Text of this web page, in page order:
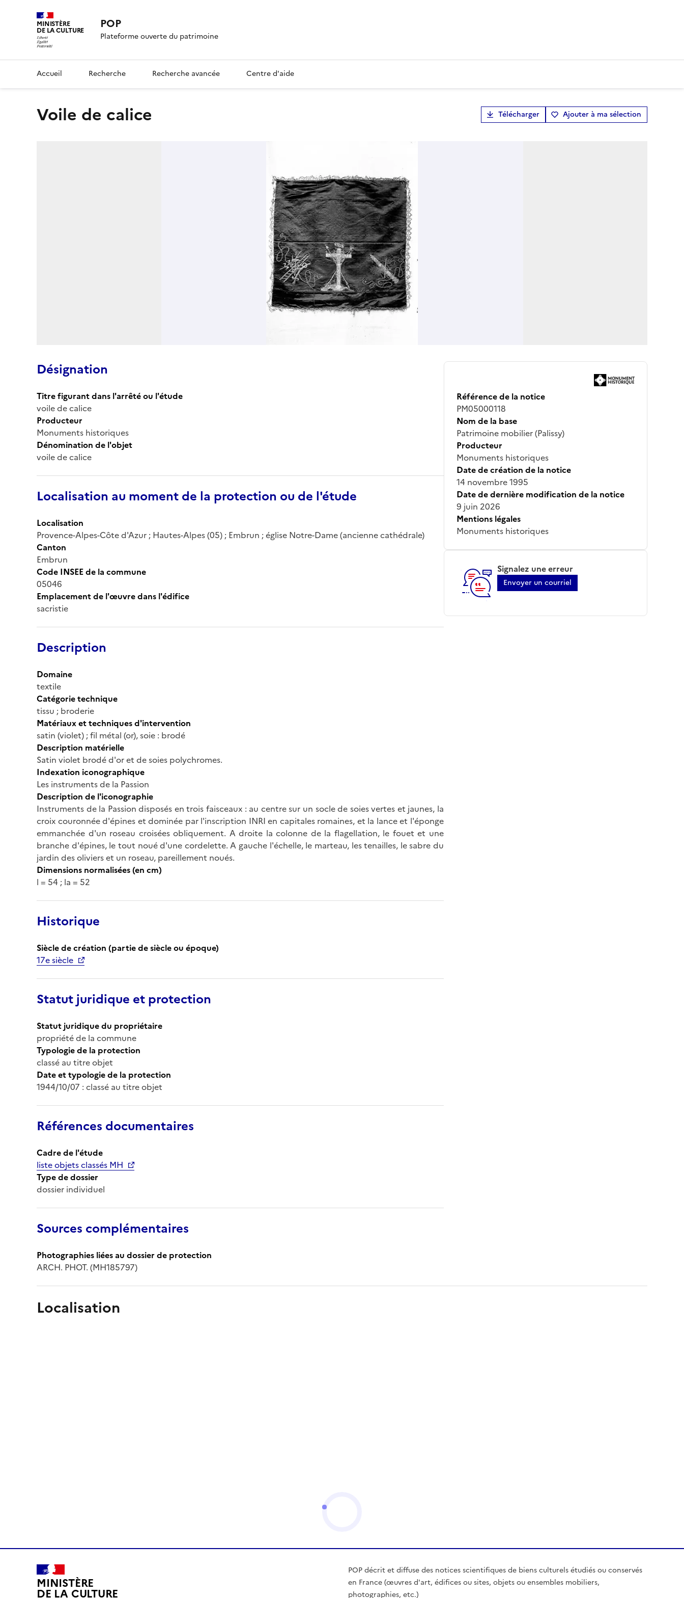
MINISTÈRE
DE LA CULTURE POP
Plateforme ouverte du patrimoine
Accueil Recherche Recherche avancée Centre d'aide
voile de calice Télécharger Ajouter à ma sélection
Désignation
Titre figurant dans l'arrêté ou l'étude
voile de calice
Producteur
Monuments historiques
Dénomination de l'objet
voile de calice
Localisation au moment de la protection ou de l'étude
Localisation
Provence-Alpes-Côte d'Azur ; Hautes-Alpes (05) ; Embrun ; église Notre-Dame (ancienne cathédrale)
Canton
Embrun
Code INSEE de la commune
05046
Emplacement de l'œuvre dans l'édifice
sacristie
Description
Domaine
textile
Catégorie technique
tissu ; broderie
Matériaux et techniques d'intervention
satin (violet) ; fil métal (or), soie : brodé
Description matérielle
Satin violet brodé d'or et de soies polychromes.
Indexation iconographique
Les instruments de la Passion
Description de l'iconographie
Instruments de la Passion disposés en trois faisceaux : au centre sur un socle de soies vertes et jaunes, la
croix couronnée d'épines et dominée par l'inscription INRI en capitales romaines, et la lance et l'éponge
emmanchée d'un roseau croisées obliquement. A droite la colonne de la flagellation, le fouet et une
branche d'épines, le tout noué d'une cordelette. A gauche l'échelle, le marteau, les tenailles, le sabre du
jardin des oliviers et un roseau, pareillement noués.
Dimensions normalisées (en cm)
l = 54 ; la = 52
Historique
Siècle de création (partie de siècle ou époque)
17e siècle
Statut juridique et protection
Statut juridique du propriétaire
propriété de la commune
Typologie de la protection
classé au titre objet
Date et typologie de la protection
1944/10/07 : classé au titre objet
Références documentaires
Cadre de l'étude
liste objets classés MH
Type de dossier
dossier individuel
Sources complémentaires
Photographies liées au dossier de protection
ARCH. PHOT. (MH185797)
Référence de la notice
PM05000118
Nom de la base
Patrimoine mobilier (Palissy)
Producteur
Monuments historiques
Date de création de la notice
14 novembre 1995
Date de dernière modification de la notice
9 juin 2026
Mentions légales
Monuments historiques
Signalez une erreur
Envoyer un courriel
Localisation
MINISTÈRE
DE LA CULTURE
POP décrit et diffuse des notices scientifiques de biens culturels étudiés ou conservés
en France (œuvres d'art, édifices ou sites, objets ou ensembles mobiliers,
photographies, etc.)